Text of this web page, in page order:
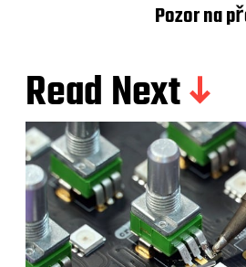
Pozor na
Read Next